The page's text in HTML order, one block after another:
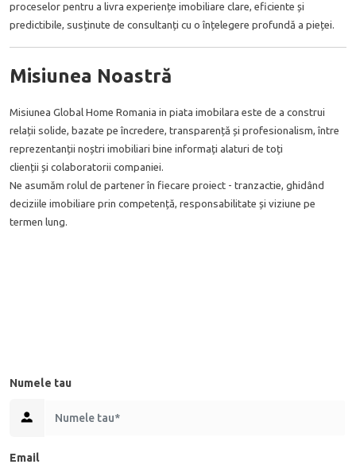
proceselor pentru a livra experiențe imobiliare clare, eficiente și
predictibile, susținute de consultanți cu o înțelegere profundă a pieței.
Misiunea Noastră
Misiunea Global Home Romania in piata imobilara este de a construi
relații solide, bazate pe încredere, transparență și profesionalism, între
reprezentanții noștri imobiliari bine informați alaturi de toți
clienții și colaboratorii companiei.
Ne asumăm rolul de partener în fiecare proiect - tranzactie, ghidând
deciziile imobiliare prin competență, responsabilitate și viziune pe
termen lung.
Numele tau
Email